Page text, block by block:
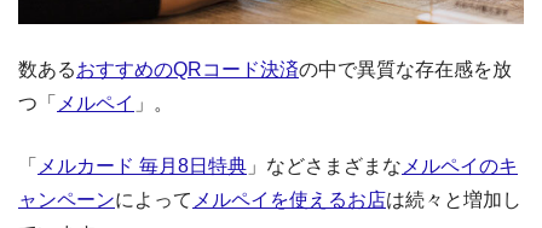
数あるおすすめのQRコード決済の中で異質な存在感を放
つ「 メルペイ 」。
「 メルカード 毎月8日特典 」などさまざまな メルペイのキ
ャンペーンによって メルペイを使えるお店は続々と増加し